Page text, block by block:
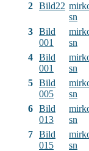
2 Bild22
sn
3 Bild
001
sn
4 Bild
001
sn
5 Bild
005
sn
6 Bild
013
sn
7 Bild
015
sn